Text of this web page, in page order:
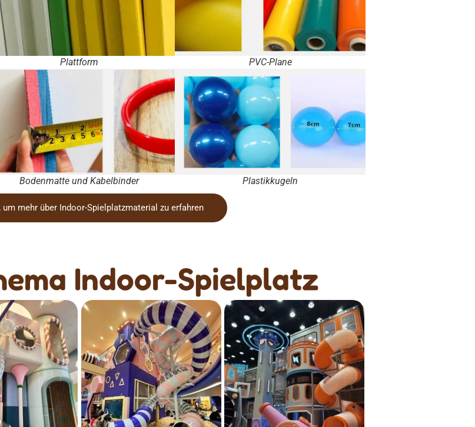
Plattform PVC-Plane
Bodenmatte und Kabelbinder Plastikkugeln
um mehr über Indoor-Spielplatzmaterial zu erfahren
Indoor-Spielplatz